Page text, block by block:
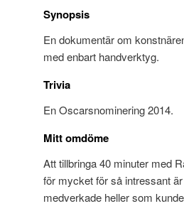
Synopsis
En dokumentär om
med enbart handverktyg.
Trivia
En Oscarsnominering 2014.
Mitt omdöme
Att tillbringa 40 minuter med
för mycket för så intressant
medverkade heller som